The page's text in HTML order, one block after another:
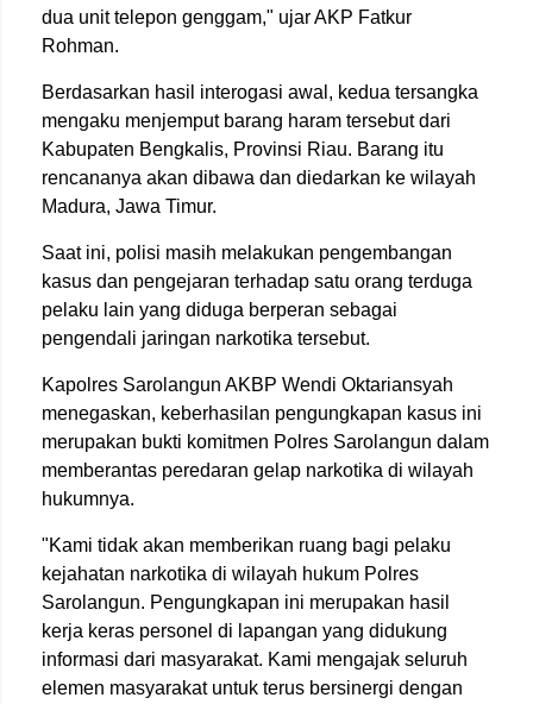
dua unit telepon genggam," ujar AKP Fatkur
Rohman.
Berdasarkan hasil interogasi awal, kedua tersangka
mengaku menjemput barang haram tersebut dari
Kabupaten Bengkalis, Provinsi Riau. Barang itu
rencananya akan dibawa dan diedarkan ke wilayah
Madura, Jawa Timur.
Saat ini, polisi masih melakukan pengembangan
kasus dan pengejaran terhadap satu orang terduga
pelaku lain yang diduga berperan sebagai
pengendali jaringan narkotika tersebut.
Kapolres Sarolangun AKBP Wendi Oktariansyah
menegaskan, keberhasilan pengungkapan kasus ini
merupakan bukti komitmen Polres Sarolangun dalam
memberantas peredaran gelap narkotika di wilayah
hukumnya.
"Kami tidak akan memberikan ruang bagi pelaku
kejahatan narkotika di wilayah hukum Polres
Sarolangun. Pengungkapan ini merupakan hasil
kerja keras personel di lapangan yang didukung
informasi dari masyarakat. Kami mengajak seluruh
elemen masyarakat untuk terus bersinergi dengan